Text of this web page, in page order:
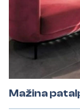
Fasadinės
Mažina